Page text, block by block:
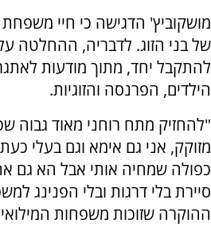
מושקוביץ' הדגישה כי חיי
של בני הזוג. לדבריה, ההחלטה
להתקבל יחד, מתוך מודעות
הילדים, הפרנסה והזוגיות.
"להחזיק מתח רוחני מאוד גבוה
מזוקק, אני גם אימא וגם בעלי
כפולה שמחיה אותי אבל הא גם
סיירת בלי דרגות ובלי הפנינג
ההוקרה שזוכות משפחות